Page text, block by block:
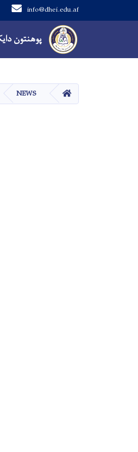
پوهنتون
info@dhei.edu.af
Main navigation
پوهنتون
صفحه اصلیNEWS